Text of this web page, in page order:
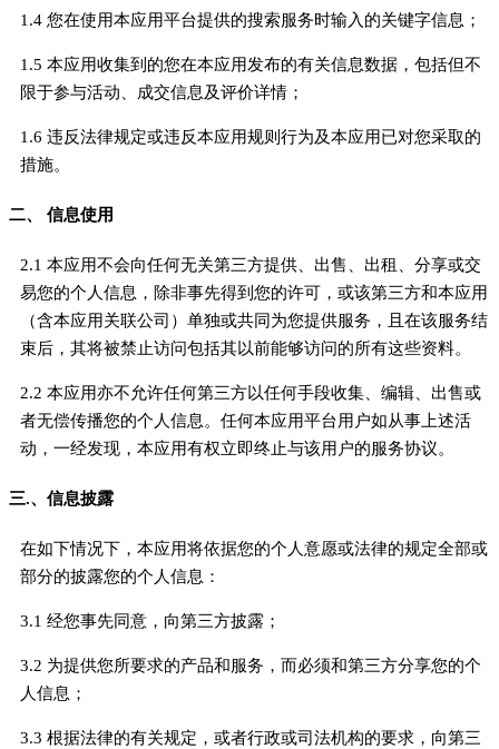
1.4 您在使用本应用平台提供的搜索服务时输入的关键字信息；
1.5 本应用收集到的您在本应用发布的有关信息数据，包括但不
限于参与活动、成交信息及评价详情；
1.6 违反法律规定或违反本应用规则行为及本应用已对您采取的
措施。
二、 信息使用
2.1 本应用不会向任何无关第三方提供、出售、出租、分享或交
易您的个人信息，除非事先得到您的许可，或该第三方和本应用
（含本应用关联公司）单独或共同为您提供服务，且在该服务结
束后，其将被禁止访问包括其以前能够访问的所有这些资料。
2.2 本应用亦不允许任何第三方以任何手段收集、编辑、出售或
者无偿传播您的个人信息。任何本应用平台用户如从事上述活
动，一经发现，本应用有权立即终止与该用户的服务协议。
三.、信息披露
在如下情况下，本应用将依据您的个人意愿或法律的规定全部或
部分的披露您的个人信息：
3.1 经您事先同意，向第三方披露；
3.2 为提供您所要求的产品和服务，而必须和第三方分享您的个
人信息；
3.3 根据法律的有关规定，或者行政或司法机构的要求，向第三